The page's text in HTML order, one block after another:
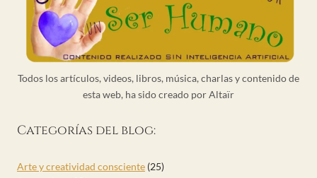
Todos los artículos, videos, libros, música, charlas y contenido de
esta web, ha sido creado por Altaïr
Categorías del blog:
Arte y creatividad consciente (25)